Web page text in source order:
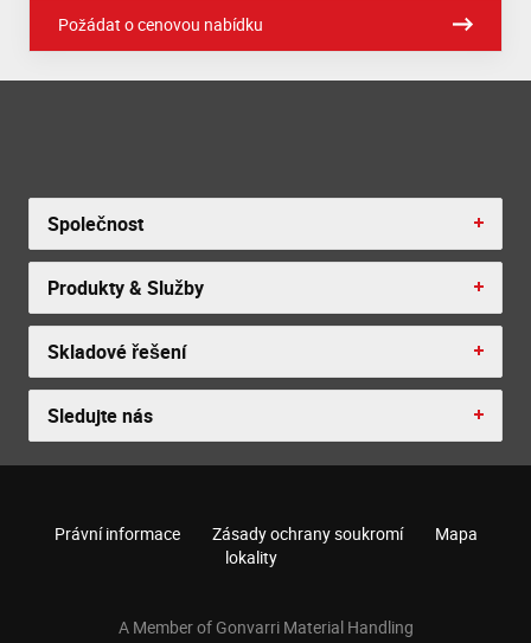
Požádat o cenovou nabídku
Společnost
Produkty & Služby
Skladové řešení
Sledujte nás
Právní informace Zásady ochrany soukromí
Mapa
lokality
A Member of Gonvarri Material Handling